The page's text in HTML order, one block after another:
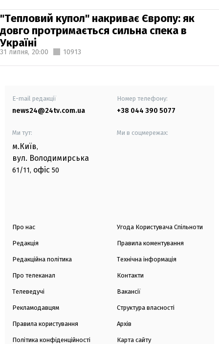
"Тепловий купол" накриває Європу: як
довго протримається сильна спека в
Україні
31 липня, 20:00 10913
E-mail редакції
news24@24tv.com.ua
Номер телефону:
+38 044 390 5077
Ми тут:
м.Київ,
вул. Володимирська
61/11, офіс 50
Ми в соцмережах:
Про нас
Редакція
Редакційна політика
Про телеканал
Телеведучі
Рекламодавцям
Правила користування
Політика конфіденційності
Угода Користувача Спільноти
Правила коментування
Технічна інформація
Контакти
Вакансії
Структура власності
Архів
Карта сайту